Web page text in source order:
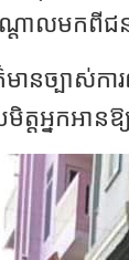
ណ្តាលមកពីជ
ានច្បាស់កា
តអ្នកអានឱ្